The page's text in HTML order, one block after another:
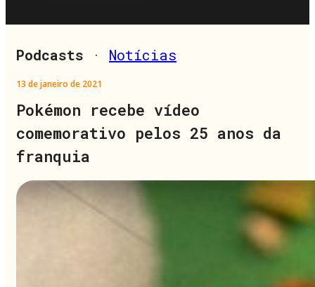
Podcasts · Notícias
13 de janeiro de 2021
Pokémon recebe vídeo
comemorativo pelos 25 anos da
franquia